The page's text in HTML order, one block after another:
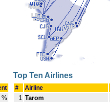
%
Top Ten Airlines
# Airline
1 Tarom